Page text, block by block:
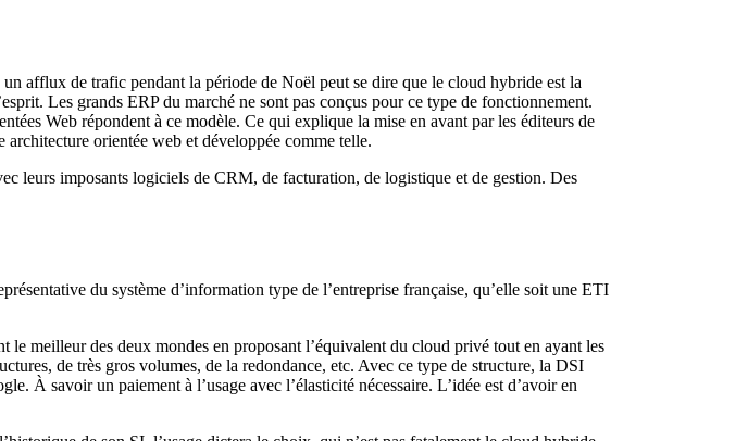
afflux de trafic pendant la période de Noël peut se dire que le cloud hybride est la
Les grands ERP du marché ne sont pas conçus pour ce type de fonctionnement.
Web répondent à ce modèle. Ce qui explique la mise en avant par les éditeurs de
orientée web et développée comme telle.
leurs imposants logiciels de CRM, de facturation, de logistique et de gestion. Des
du système d’information type de l’entreprise française, qu’elle soit une ETI
meilleur des deux mondes en proposant l’équivalent du cloud privé tout en ayant les
de très gros volumes, de la redondance, etc. Avec ce type de structure, la DSI
À savoir un paiement à l’usage avec l’élasticité nécessaire. L’idée est d’avoir en